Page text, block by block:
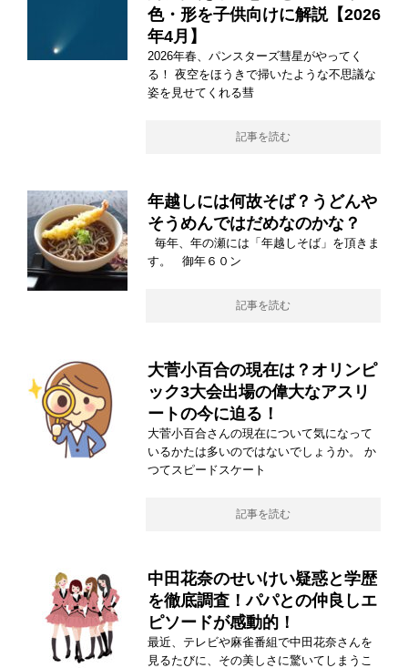
色・形を子供向けに解説【2026
年4月】
2026年春、パンスターズ彗星がやってく
る！ 夜空をほうきで掃いたような不思議な
姿を見せてくれる彗
記事を読む
年越しには何故そば？うどんや
そうめんではだめなのかな？
毎年、年の瀬には「年越しそば」を頂きま
す。 御年６０ン
記事を読む
大菅小百合の現在は？オリンピ
ック3大会出場の偉大なアスリ
ートの今に迫る！
大菅小百合さんの現在について気になって
いるかたは多いのではないでしょうか。 か
つてスピードスケート
記事を読む
中田花奈のせいけい疑惑と学歴
を徹底調査！パパとの仲良しエ
ピソードが感動的！
最近、テレビや麻雀番組で中田花奈さんを
見るたびに、その美しさに驚いてしまうこ